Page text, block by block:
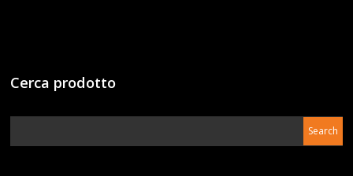
Cerca prodotto